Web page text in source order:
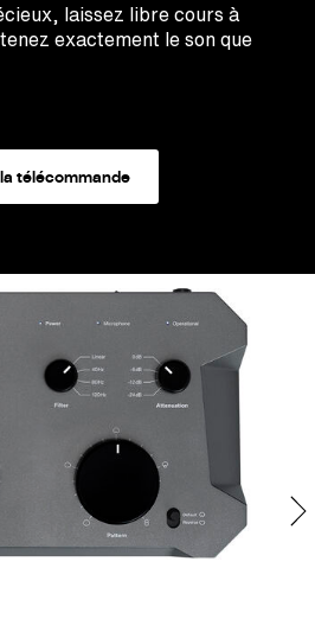
laissez libre cours à
exactement le son que
télécommande